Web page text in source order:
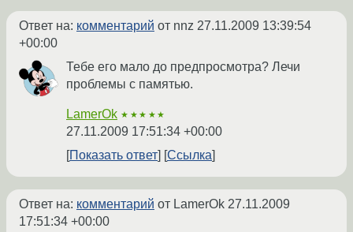
Ответ на: комментарий от nnz 27.11.2009 13:39:54
+00:00
Тебе его мало до предпросмотра? Лечи
проблемы с памятью.
LamerOk ★★★★★
27.11.2009 17:51:34 +00:00
Показать ответ
Ссылка
Ответ на: комментарий от LamerOk 27.11.2009
17:51:34 +00:00